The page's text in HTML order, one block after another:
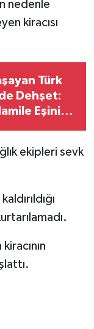
nedenle
kiracısı
Türk
Dehşet:
Eşini
ekipleri sevk